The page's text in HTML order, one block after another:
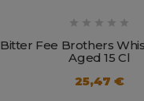
    
Bitter Fee Brothers
Aged 15 Cl
25,47 €